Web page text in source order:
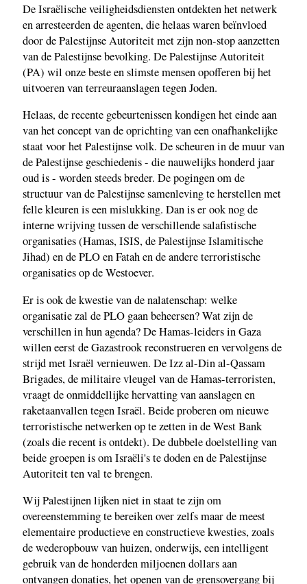
De Israëlische veiligheidsdiensten ontdekten het netwerk
en arresteerden de agenten, die helaas waren beïnvloed
door de Palestijnse Autoriteit met zijn non-stop aanzetten
van de Palestijnse bevolking. De Palestijnse Autoriteit
(PA) wil onze beste en slimste mensen opofferen bij het
uitvoeren van terreuraanslagen tegen Joden.
Helaas, de recente gebeurtenissen kondigen het einde aan
van het concept van de oprichting van een onafhankelijke
staat voor het Palestijnse volk. De scheuren in de muur van
de Palestijnse geschiedenis - die nauwelijks honderd jaar
oud is - worden steeds breder. De pogingen om de
structuur van de Palestijnse samenleving te herstellen met
felle kleuren is een mislukking. Dan is er ook nog de
interne wrijving tussen de verschillende salafistische
organisaties (Hamas, ISIS, de Palestijnse Islamitische
Jihad) en de PLO en Fatah en de andere terroristische
organisaties op de Westoever.
Er is ook de kwestie van de nalatenschap: welke
organisatie zal de PLO gaan beheersen? Wat zijn de
verschillen in hun agenda? De Hamas-leiders in Gaza
willen eerst de Gazastrook reconstrueren en vervolgens de
strijd met Israël vernieuwen. De Izz al-Din al-Qassam
Brigades, de militaire vleugel van de Hamas-terroristen,
vraagt ​​de onmiddellijke hervatting van aanslagen en
raketaanvallen tegen Israël. Beide proberen om nieuwe
terroristische netwerken op te zetten in de West Bank
(zoals die recent is ontdekt). De dubbele doelstelling van
beide groepen is om Israëli's te doden en de Palestijnse
Autoriteit ten val te brengen.
Wij Palestijnen lijken niet in staat te zijn om
overeenstemming te bereiken over zelfs maar de meest
elementaire productieve en constructieve kwesties, zoals
de wederopbouw van huizen, onderwijs, een intelligent
gebruik van de honderden miljoenen dollars aan
ontvangen donaties, het openen van de grensovergang bij